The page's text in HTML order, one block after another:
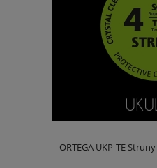
ORTEGA UKP-TE